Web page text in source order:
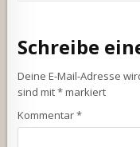
Schreibe
Deine E-Mail-Adresse
sind mit*markiert
Kommentar*